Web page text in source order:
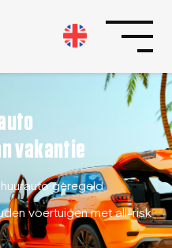
vakantie
geregeld
voertuigen met all-risk